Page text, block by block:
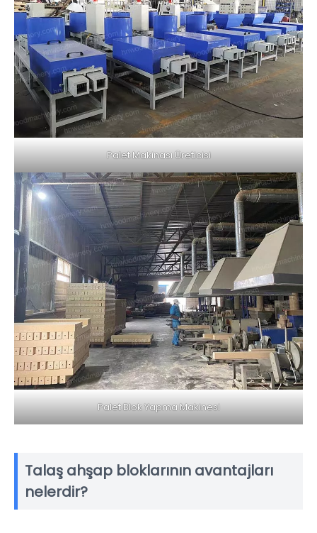
Palet Makinası Üreticisi
Palet Blok Yapma Makinesi
Talaş ahşap bloklarının avantajları
nelerdir?